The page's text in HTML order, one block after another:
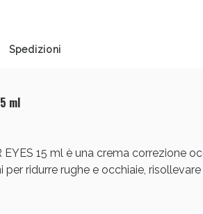
Spedizioni
ml
15 ml è una crema correzione
ridurre rughe e occhiaie,